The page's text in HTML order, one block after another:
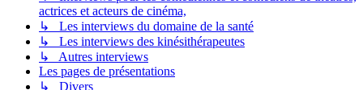
actrices et acteurs de cinéma,
↳ Les interviews du domaine de la santé
↳ Les interviews des kinésithérapeutes
↳ Autres interviews
Les pages de présentations
↳ Divers